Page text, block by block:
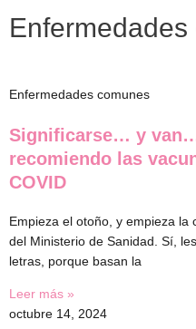
Enfermedades
Enfermedades comunes
Significarse… y
recomiendo las
COVID
Empieza el otoño, y empieza
del Ministerio de Sanidad. Sí,
letras, porque basan la
Leer más »
octubre 14, 2024